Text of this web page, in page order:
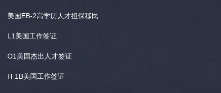
美国EB-2高学历人才担保移民
L1美国工作签证
O1美国杰出人才签证
H-1B美国工作签证